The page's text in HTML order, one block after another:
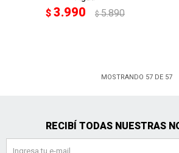
$3.990 $5.890
MOSTRANDO 57DE 57
RECIBÍ TODAS NUESTRAS